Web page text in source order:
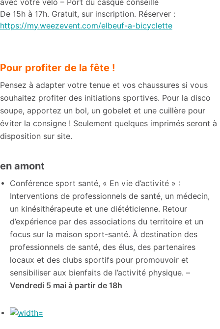
avec votre vélo – Port du casque conseillé
De 15h à 17h. Gratuit, sur inscription. Réserver :
https://my.weezevent.com/elbeuf-a-bicyclette
Pour profiter de la fête !
Pensez à adapter votre tenue et vos chaussures si vous
souhaitez profiter des initiations sportives. Pour la disco
soupe, apportez un bol, un gobelet et une cuillère pour
éviter la consigne ! Seulement quelques imprimés seront à
disposition sur site.
en amont
Conférence sport santé, « En vie d’activité » :
Interventions de professionnels de santé, un médecin,
un kinésithérapeute et une diététicienne. Retour
d’expérience par des associations du territoire et un
focus sur la maison sport-santé. À destination des
professionnels de santé, des élus, des partenaires
locaux et des clubs sportifs pour promouvoir et
sensibiliser aux bienfaits de l’activité physique. –
Vendredi 5 mai à partir de 18h